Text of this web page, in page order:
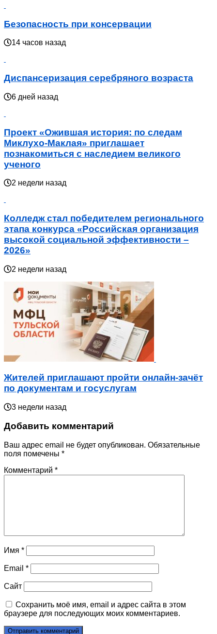
Безопасность при консервации
14 часов назад
Диспансеризация серебряного возраста
6 дней назад
Проект «Ожившая история: по следам
Миклухо-Маклая» приглашает
познакомиться с наследием великого
ученого
2 недели назад
Колледж стал победителем регионального
этапа конкурса «Российская организация
высокой социальной эффективности –
2026»
2 недели назад
Жителей приглашают пройти онлайн-зачёт
по документам и госуслугам
3 недели назад
Добавить комментарий
Ваш адрес email не будет опубликован. Обязательные
поля помечены *
Комментарий *
Имя *
Email *
Сайт
Сохранить моё имя, email и адрес сайта в этом
браузере для последующих моих комментариев.